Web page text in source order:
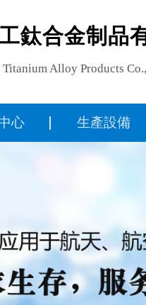
鈦合金制品
Alloy Products
心
板
產品
生產設備